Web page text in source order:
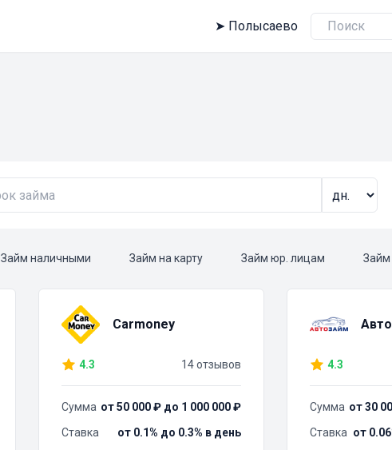
➤ Полысаево
Займ наличными Займ на карту Займ юр. лицам Займ
Carmoney
4.3 14 отзывов
Сумма от 50 000 ₽ до 1 000 000 ₽
Ставка
от 0.1% до 0.3% в день
4.3
Сумма от 30
Ставка от